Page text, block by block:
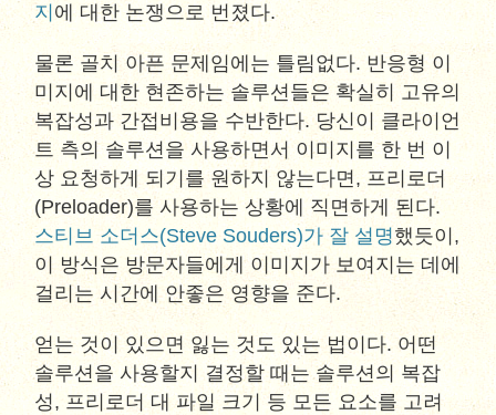
지 에 대한 논쟁으로 번졌다.
물론 골치 아픈 문제임에는 틀림없다. 반응형 이
미지에 대한 현존하는 솔루션들은 확실히 고유의
복잡성과 간접비용을 수반한다. 당신이 클라이언
트 측의 솔루션을 사용하면서 이미지를 한 번 이
상 요청하게 되기를 원하지 않는다면, 프리로더
(Preloader)를 사용하는 상황에 직면하게 된다.
스티브 소더스(Steve Souders)가 잘 설명했듯이,
이 방식은 방문자들에게 이미지가 보여지는 데에
걸리는 시간에 안좋은 영향을 준다.
얻는 것이 있으면 잃는 것도 있는 법이다. 어떤
솔루션을 사용할지 결정할 때는 솔루션의 복잡
성, 프리로더 대 파일 크기 등 모든 요소를 고려